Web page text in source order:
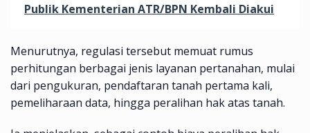
Publik Kementerian ATR/BPN Kembali Diakui
Menurutnya, regulasi tersebut memuat rumus
perhitungan berbagai jenis layanan pertanahan, mulai
dari pengukuran, pendaftaran tanah pertama kali,
pemeliharaan data, hingga peralihan hak atas tanah.